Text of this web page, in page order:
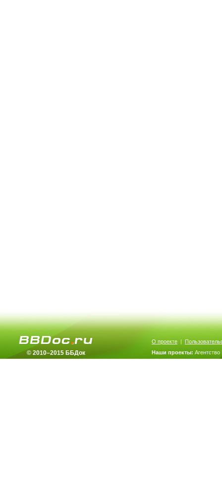
© 2010–2015 ББДок
О проекте |
Наши проекты: